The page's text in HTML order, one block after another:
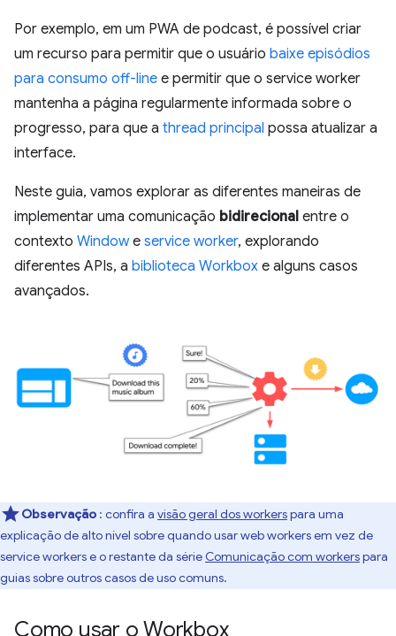
Por exemplo, em um PWA de podcast, é possível criar
um recurso para permitir que o usuário baixe episódios
para consumo off-line e permitir que o service worker
mantenha a página regularmente informada sobre o
progresso, para que a thread principal possa atualizar a
interface.
Neste guia, vamos explorar as diferentes maneiras de
implementar uma comunicação bidirecional entre o
contexto Windowe service worker, explorando
diferentes APIs, a biblioteca Workbox e alguns casos
avançados.
Observação : confira a visão geral dos workerspara uma
explicação de alto nível sobre quando usar web workers em vez de
service workers e o restante da série Comunicação com workerspara
guias sobre outros casos de uso comuns.
Como usar o Workbox